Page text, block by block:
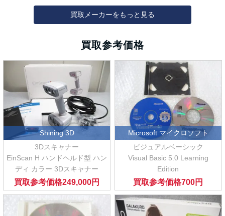
買取メーカーをもっと見る
買取参考価格
Shining 3D
3Dスキャナー
EinScan H ハンドヘルド型 ハン
ディ カラー 3Dスキャナー
買取参考価格249,000円
Microsoft マイクロソフト
ビジュアルベーシック
Visual Basic 5.0 Learning
Edition
買取参考価格700円